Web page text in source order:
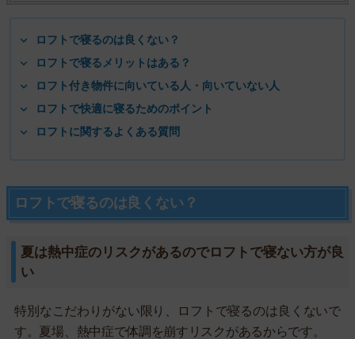
ロフトで寝るのは良くない？
ロフトで寝るメリットはある？
ロフト付き物件に向いている人・向いていない人
ロフトで快適に寝るためのポイント
ロフトに関するよくある質問
ロフトで寝るのは良くない？
夏は熱中症のリスクがあるのでロフトで寝ない方が良
い
特別なこだわりがない限り、ロフトで寝るのは良くないで
す。夏場、熱中症で体調を崩すリスクがあるからです。